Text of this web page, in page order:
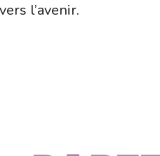
l’avenir.